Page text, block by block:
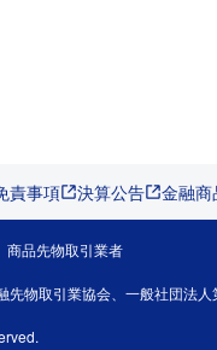
責事項 決算公告 金融
商品先物取引業者
物取引業協会、一般社団法